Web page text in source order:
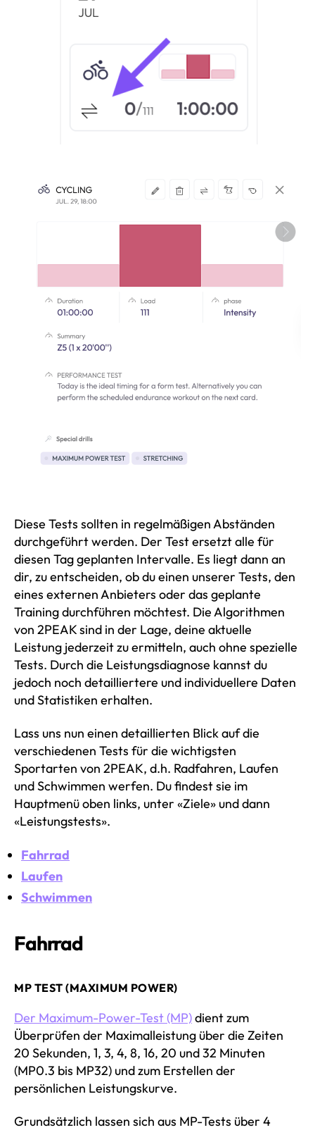
Diese Tests sollten in regelmäßigen Abständen
durchgeführt werden. Der Test ersetzt alle für
diesen Tag geplanten Intervalle. Es liegt dann an
dir, zu entscheiden, ob du einen unserer Tests, den
eines externen Anbieters oder das geplante
Training durchführen möchtest. Die Algorithmen
von 2PEAK sind in der Lage, deine aktuelle
Leistung jederzeit zu ermitteln, auch ohne spezielle
Tests. Durch die Leistungsdiagnose kannst du
jedoch noch detailliertere und individuellere Daten
und Statistiken erhalten.
Lass uns nun einen detaillierten Blick auf die
verschiedenen Tests für die wichtigsten
Sportarten von 2PEAK, d.h. Radfahren, Laufen
und Schwimmen werfen. Du findest sie im
Hauptmenü oben links, unter «Ziele» und dann
«Leistungstests».
Fahrrad
Laufen
Schwimmen
Fahrrad
MP TEST (MAXIMUM POWER)
Der Maximum-Power-Test (MP)dient zum
Überprüfen der Maximalleistung über die Zeiten
20 Sekunden, 1, 3, 4, 8, 16, 20 und 32 Minuten
(MP0.3 bis MP32) und zum Erstellen der
persönlichen Leistungskurve.
Grundsätzlich lassen sich aus MP-Tests über 4